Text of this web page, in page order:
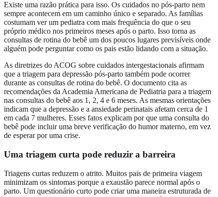
Existe uma razão prática para isso. Os cuidados no pós-parto nem
sempre acontecem em um caminho único e separado. As famílias
costumam ver um pediatra com mais frequência do que o seu
próprio médico nos primeiros meses após o parto. Isso torna as
consultas de rotina do bebê um dos poucos lugares previsíveis onde
alguém pode perguntar como os pais estão lidando com a situação.
As diretrizes do ACOG sobre cuidados intergestacionais afirmam
que a triagem para depressão pós-parto também pode ocorrer
durante as consultas de rotina do bebê. O documento cita as
recomendações da Academia Americana de Pediatria para a triagem
nas consultas do bebê aos 1, 2, 4 e 6 meses. As mesmas orientações
indicam que a depressão e a ansiedade perinatais afetam cerca de 1
em cada 7 mulheres. Esses fatos explicam por que uma consulta do
bebê pode incluir uma breve verificação do humor materno, em vez
de esperar por uma crise.
Uma triagem curta pode reduzir a barreira
Triagens curtas reduzem o atrito. Muitos pais de primeira viagem
minimizam os sintomas porque a exaustão parece normal após o
parto. Um questionário curto pode criar uma maneira estruturada de